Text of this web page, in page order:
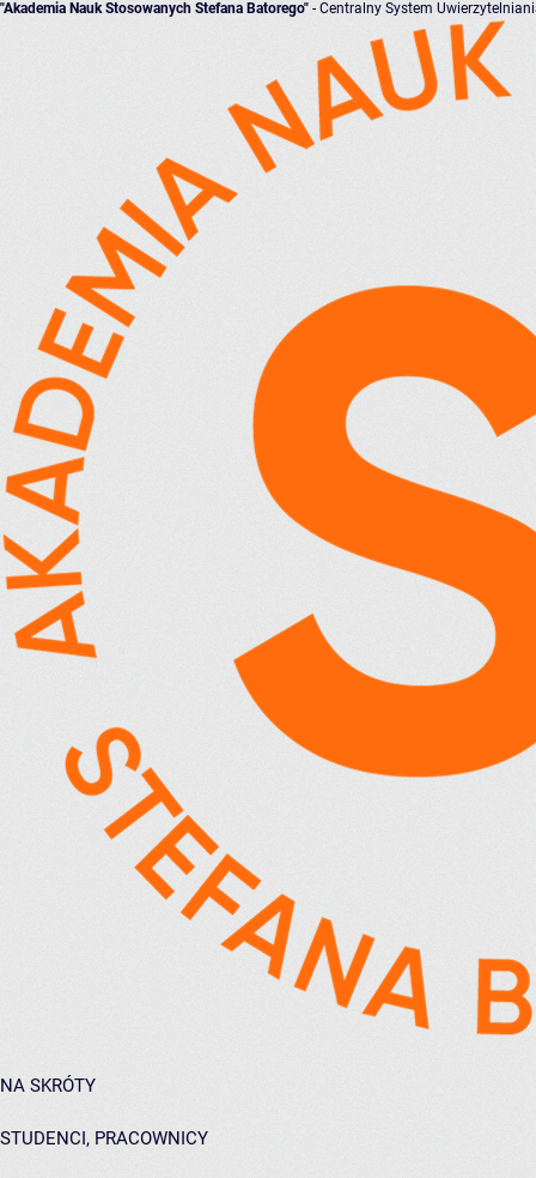
"Akademia Nauk Stosowanych Stefana Batorego" - Centralny System
NA SKRÓTY
STUDENCI, PRACOWNICY